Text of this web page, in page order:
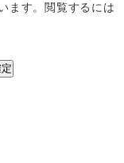
ます。閲覧するには